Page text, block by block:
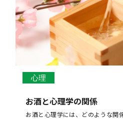
心理
お酒と心理学の関係
お酒と心理学には、どのような関